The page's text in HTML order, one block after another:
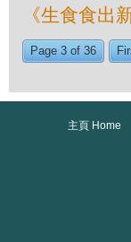
《生食食出
Page 3 of 36
主頁 Home